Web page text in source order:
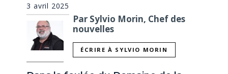
3 avril 2025
Par Sylvio Morin, Chef des
nouvelles
ÉCRIRE À SYLVIO MORIN